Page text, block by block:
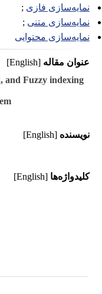
نمایه‌سازی فازی
نمایه‌سازی متنی
نمایه‌سازی محتوایی
عنوان مقاله [English]
and Fuzzy indexing
نویسنده [English]
کلیدواژه‌ها [English]